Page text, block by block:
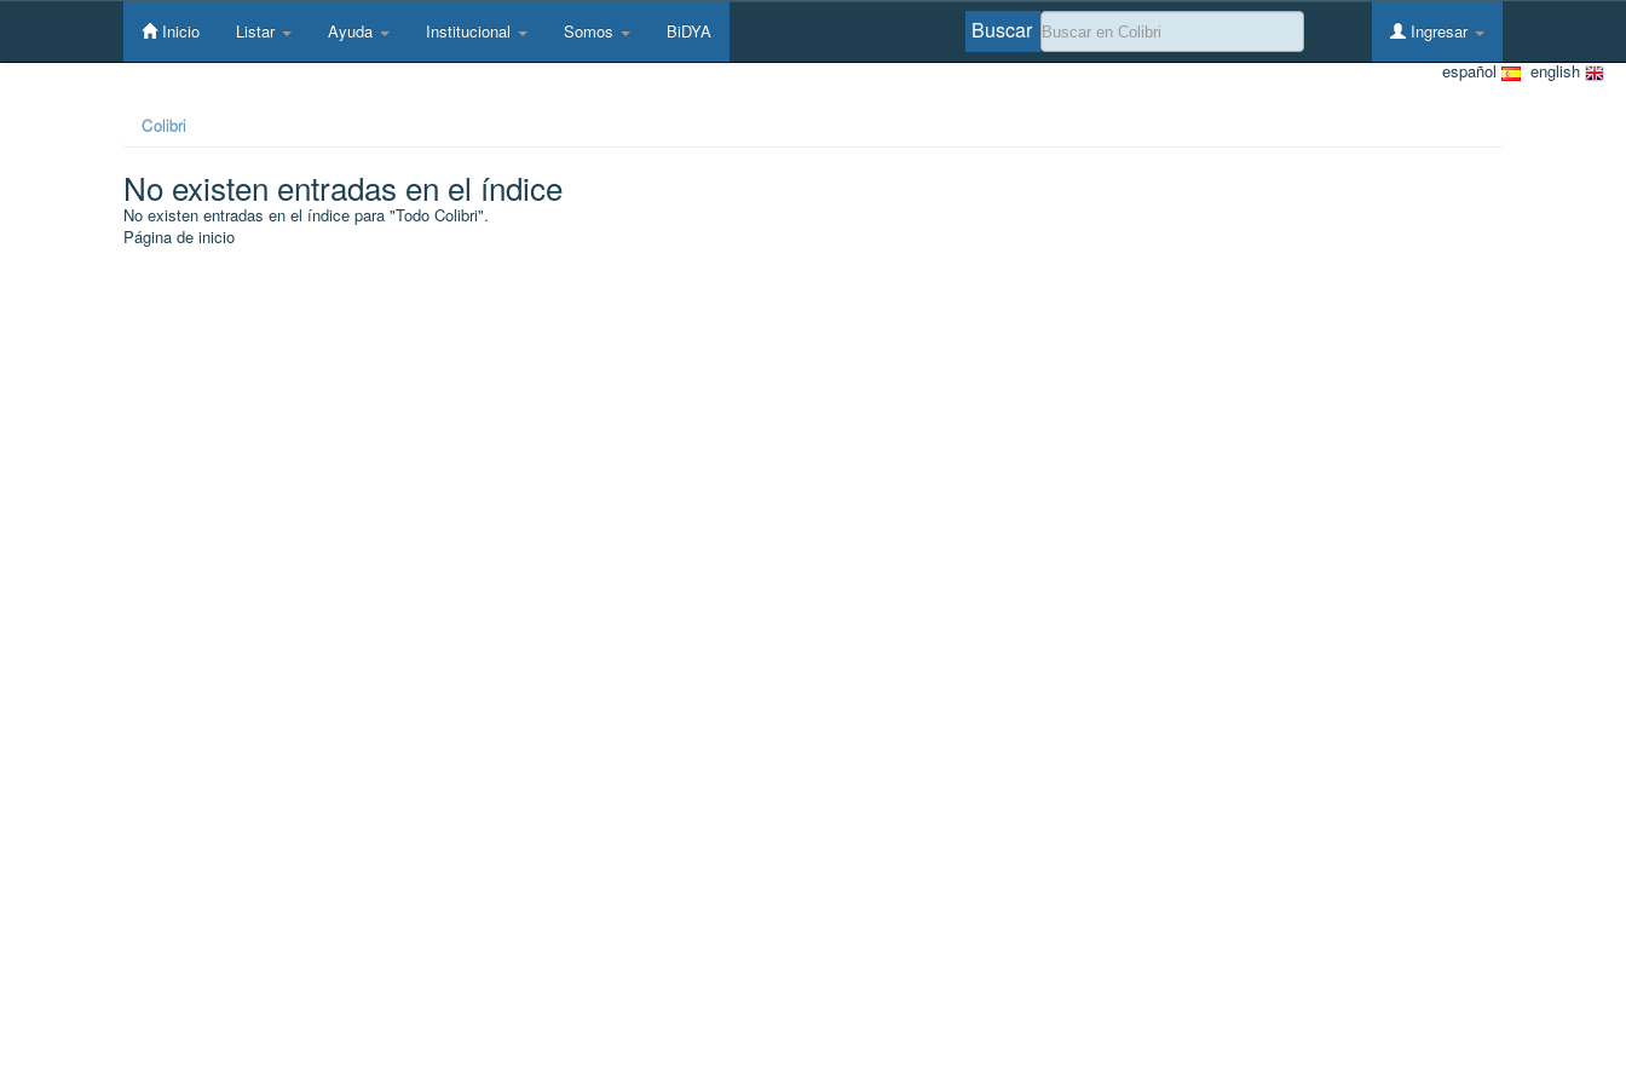
Skip
Inicio Listar Ayuda Institucional Somos BiDYA Ingresar
Buscar
english
español
Colibri
No existen entradas en el índice
No existen entradas en el índice para "Todo Colibri".
Página de inicio